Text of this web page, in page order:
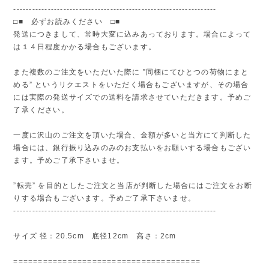
-----------------------------------------------------------------
□■ 必ずお読みください □■
発送につきまして、常時大変に込みあっております。場合によって
は１４日程度かかる場合もございます。
また複数のご注文をいただいた際に ”同梱にてひとつの荷物にまと
める” というリクエストをいただく場合もございますが、その場合
には実際の発送サイズでの送料を請求させていただきます。予めご
了承ください。
一度に沢山のご注文を頂いた場合、金額が多いと当方にて判断した
場合には、銀行振り込みのみのお支払いをお願いする場合もござい
ます。予めご了承下さいませ。
”転売” を目的としたご注文と当店が判断した場合にはご注文をお断
りする場合もございます。予めご了承下さいませ。
-----------------------------------------------------------------
サイズ 径：20.5cm 底径12cm 高さ：2cm
======================================